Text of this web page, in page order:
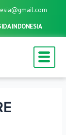
INDONESIA